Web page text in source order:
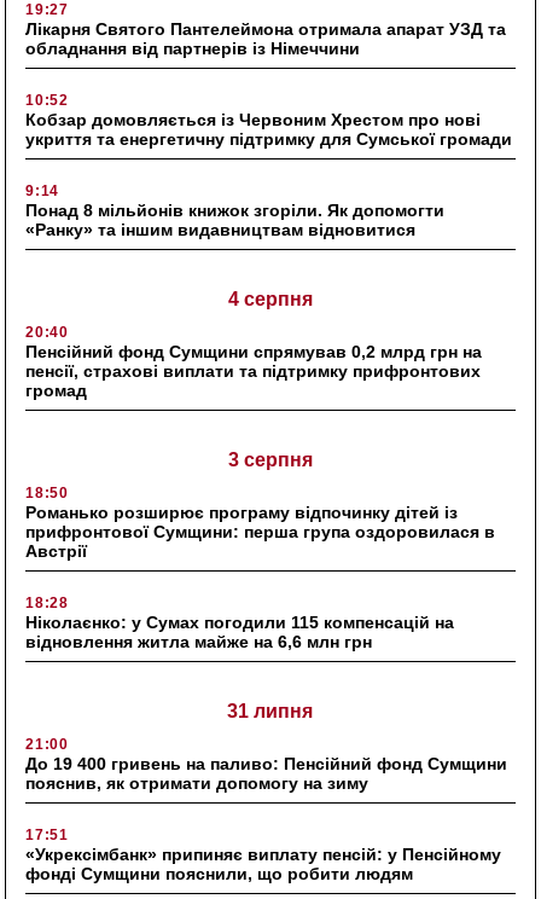
19:27
Лікарня Святого Пантелеймона отримала апарат УЗД та
обладнання від партнерів із Німеччини
10:52
Кобзар домовляється із Червоним Хрестом про нові
укриття та енергетичну підтримку для Сумської громади
9:14
Понад 8 мільйонів книжок згоріли. Як допомогти
«Ранку» та іншим видавництвам відновитися
4 серпня
20:40
Пенсійний фонд Сумщини спрямував 0,2 млрд грн на
пенсії, страхові виплати та підтримку прифронтових
громад
3 серпня
18:50
Романько розширює програму відпочинку дітей із
прифронтової Сумщини: перша група оздоровилася в
Австрії
18:28
Ніколаєнко: у Сумах погодили 115 компенсацій на
відновлення житла майже на 6,6 млн грн
31 липня
21:00
До 19 400 гривень на паливо: Пенсійний фонд Сумщини
пояснив, як отримати допомогу на зиму
17:51
«Укрексімбанк» припиняє виплату пенсій: у Пенсійному
фонді Сумщини пояснили, що робити людям